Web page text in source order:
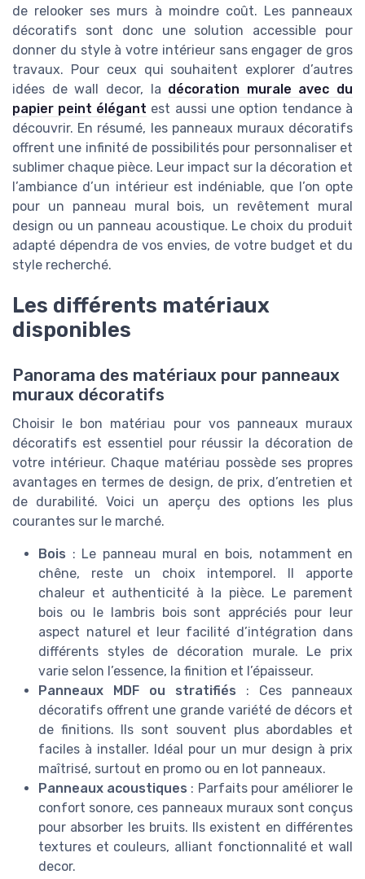
de relooker ses murs à moindre coût. Les panneaux
décoratifs sont donc une solution accessible pour
donner du style à votre intérieur sans engager de gros
travaux. Pour ceux qui souhaitent explorer d’autres
idées de wall decor, la décoration murale avec du
papier peint élégant est aussi une option tendance à
découvrir. En résumé, les panneaux muraux décoratifs
offrent une infinité de possibilités pour personnaliser et
sublimer chaque pièce. Leur impact sur la décoration et
l’ambiance d’un intérieur est indéniable, que l’on opte
pour un panneau mural bois, un revêtement mural
design ou un panneau acoustique. Le choix du produit
adapté dépendra de vos envies, de votre budget et du
style recherché.
Les différents matériaux
disponibles
Panorama des matériaux pour panneaux
muraux décoratifs
Choisir le bon matériau pour vos panneaux muraux
décoratifs est essentiel pour réussir la décoration de
votre intérieur. Chaque matériau possède ses propres
avantages en termes de design, de prix, d’entretien et
de durabilité. Voici un aperçu des options les plus
courantes sur le marché.
Bois : Le panneau mural en bois, notamment en
chêne, reste un choix intemporel. Il apporte
chaleur et authenticité à la pièce. Le parement
bois ou le lambris bois sont appréciés pour leur
aspect naturel et leur facilité d’intégration dans
différents styles de décoration murale. Le prix
varie selon l’essence, la finition et l’épaisseur.
Panneaux MDF ou stratifiés : Ces panneaux
décoratifs offrent une grande variété de décors et
de finitions. Ils sont souvent plus abordables et
faciles à installer. Idéal pour un mur design à prix
maîtrisé, surtout en promo ou en lot panneaux.
Panneaux acoustiques : Parfaits pour améliorer le
confort sonore, ces panneaux muraux sont conçus
pour absorber les bruits. Ils existent en différentes
textures et couleurs, alliant fonctionnalité et wall
decor.